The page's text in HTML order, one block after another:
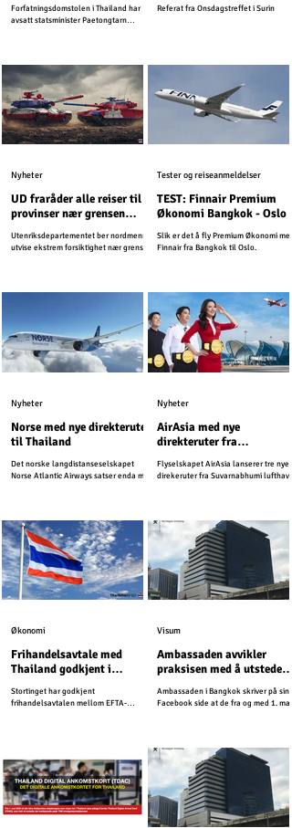
Forfatningsdomstolen i Thailand har
avsatt statsminister Paetongtarn
Referat fra Onsdagstreffet i Surin
UD fraråder alle reiser til
provinser nær grensen
mellom Kambodsja og
Thailand
Utenriksdepartementet ber nordmenn
utvise ekstrem forsiktighet nær grensen
Nyheter
TEST: Finnair Premium
Økonomi Bangkok - Oslo
Slik er det å fly Premium Økonomi med
Finnair fra Bangkok til Oslo.
Tester og reiseanmeldelser
Norse med nye direkteruter
til Thailand
Det norske langdistanseselskapet
Norse Atlantic Airways satser enda mer
Nyheter
AirAsia med nye
direkteruter fra
Flyselskapet AirAsia lanserer tre nye
direkeruter fra Suvarnabhumi lufthavn.
Nyheter
Frihandelsavtale med
Thailand godkjent i
Stortinget har godkjent
frihandelsavtalen mellom EFTA-
Økonomi
Ambassaden avvikler
praksisen med å utstede
Ambassaden i Bangkok skriver på sin
Facebook side at de fra og med 1. mai
Visum